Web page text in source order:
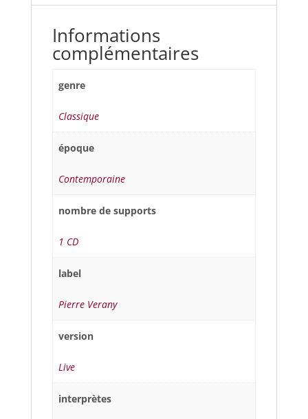
Informations
complémentaires
genre
Classique
époque
Contemporaine
nombre de supports
1 CD
label
Pierre Verany
version
Live
interprètes